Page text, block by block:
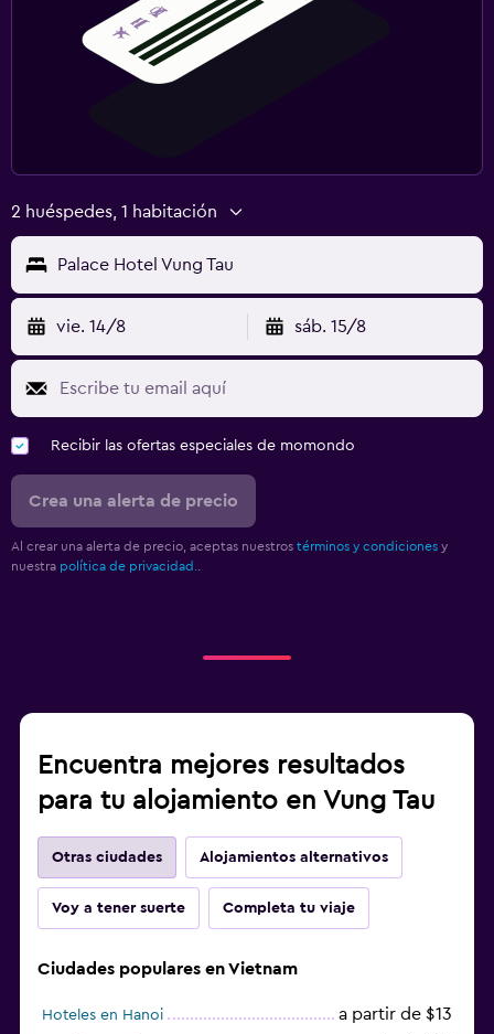
2 huéspedes, 1 habitación
Palace Hotel Vung Tau
vie. 14/8 sáb. 15/8
Recibir las ofertas especiales de momondo
Crea una alerta de precio
Al crear una alerta de precio, aceptas nuestros términos y condiciones y
nuestra política de privacidad.
Encuentra mejores resultados
para tu alojamiento en Vung Tau
Otras ciudades Alojamientos alternativos
Voy a tener suerte Completa tu viaje
Ciudades populares en Vietnam
Hoteles en Hanoi a partir de $13